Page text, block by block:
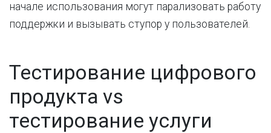
начале использования могут парализовать работу
поддержки и вызывать ступор у пользователей.
Тестирование цифрового
продукта vs
тестирование услуги